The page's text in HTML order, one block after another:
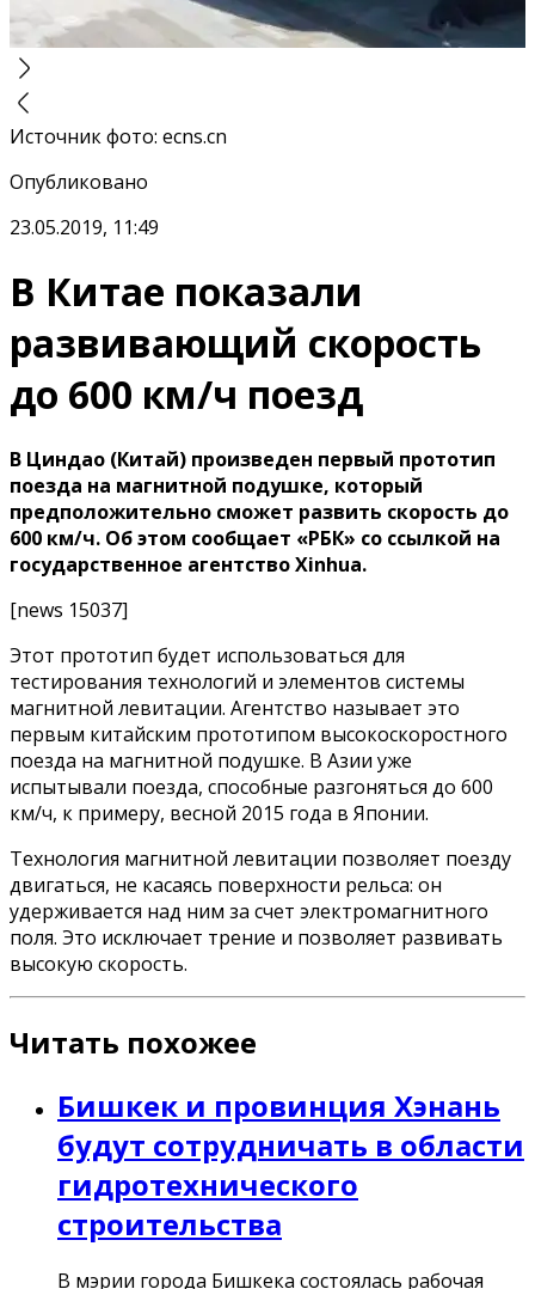
Источник фото: ecns.cn
Опубликовано
23.05.2019, 11:49
В Китае показали
развивающий скорость
до 600 км/ч поезд
В Циндао (Китай) произведен первый прототип
поезда на магнитной подушке, который
предположительно сможет развить скорость до
600 км/ч. Об этом сообщает «РБК» со ссылкой на
государственное агентство Xinhua.
[news 15037]
Этот прототип будет использоваться для
тестирования технологий и элементов системы
магнитной левитации. Агентство называет это
первым китайским прототипом высокоскоростного
поезда на магнитной подушке. В Азии уже
испытывали поезда, способные разгоняться до 600
км/ч, к примеру, весной 2015 года в Японии.
Технология магнитной левитации позволяет поезду
двигаться, не касаясь поверхности рельса: он
удерживается над ним за счет электромагнитного
поля. Это исключает трение и позволяет развивать
высокую скорость.
Читать похожее
Бишкек и провинция Хэнань
будут сотрудничать в области
гидротехнического
строительства
В мэрии города Бишкека состоялась рабочая